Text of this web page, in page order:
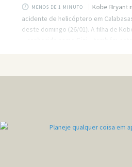
MENOS DE 1 MINUTO
Kobe Bryant
acidente de helicóptero em
deste domingo (26/01). A filha de
– conhecida como Gigi – também